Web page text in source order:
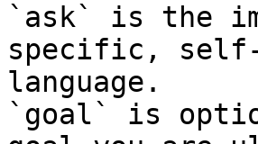
`ask` is the
specific,
language.
`goal` is